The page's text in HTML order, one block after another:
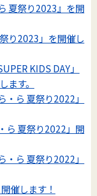
夏祭り2023』を開
り2023」を開催し
KIDS DAY」
ます。
ら 夏祭り2022」
ら 夏祭り2022」開
ら 夏祭り2022」
催します！